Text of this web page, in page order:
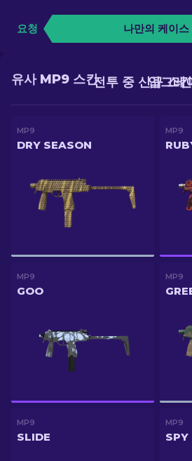
요청 나만의 케이스
업그레
전투 중 신규 스
유사 MP9 스킨
MP9
DRY SEASON
MP9
MP9
GOO
MP9
MP9
SLIDE
MP9
SPY